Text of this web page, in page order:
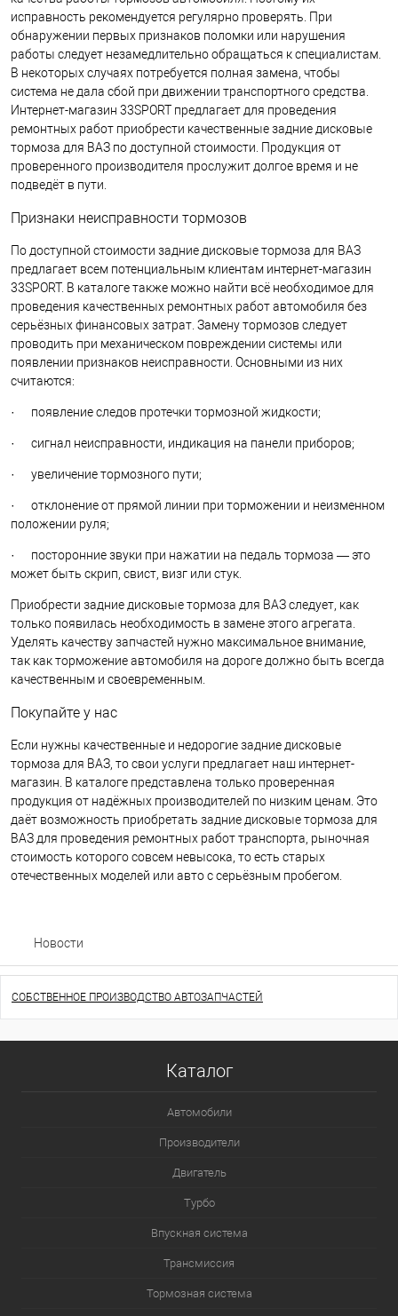
исправность рекомендуется регулярно проверять. При
обнаружении первых признаков поломки или нарушения
работы следует незамедлительно обращаться к специалистам.
В некоторых случаях потребуется полная замена, чтобы
система не дала сбой при движении транспортного средства.
Интернет-магазин 33SPORT предлагает для проведения
ремонтных работ приобрести качественные задние дисковые
тормоза для ВАЗ по доступной стоимости. Продукция от
проверенного производителя прослужит долгое время и не
подведёт в пути.
Признаки неисправности тормозов
По доступной стоимости задние дисковые тормоза для ВАЗ
предлагает всем потенциальным клиентам интернет-магазин
33SPORT. В каталоге также можно найти всё необходимое для
проведения качественных ремонтных работ автомобиля без
серьёзных финансовых затрат. Замену тормозов следует
проводить при механическом повреждении системы или
появлении признаков неисправности. Основными из них
считаются:
· появление следов протечки тормозной жидкости;
· сигнал неисправности, индикация на панели приборов;
· увеличение тормозного пути;
· отклонение от прямой линии при торможении и неизменном
положении руля;
· посторонние звуки при нажатии на педаль тормоза — это
может быть скрип, свист, визг или стук.
Приобрести задние дисковые тормоза для ВАЗ следует, как
только появилась необходимость в замене этого агрегата.
Уделять качеству запчастей нужно максимальное внимание,
так как торможение автомобиля на дороге должно быть всегда
качественным и своевременным.
Покупайте у нас
Если нужны качественные и недорогие задние дисковые
тормоза для ВАЗ, то свои услуги предлагает наш интернет-
магазин. В каталоге представлена только проверенная
продукция от надёжных производителей по низким ценам. Это
даёт возможность приобретать задние дисковые тормоза для
ВАЗ для проведения ремонтных работ транспорта, рыночная
стоимость которого совсем невысока, то есть старых
отечественных моделей или авто с серьёзным пробегом.
Новости
СОБСТВЕННОЕ ПРОИЗВОДСТВО АВТОЗАПЧАСТЕЙ
Каталог
Автомобили
Производители
Двигатель
Турбо
Впускная система
Трансмиссия
Тормозная система